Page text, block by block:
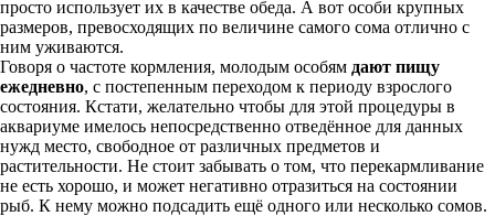
просто использует их в качестве обеда. А вот особи крупных
размеров, превосходящих по величине самого сома отлично с
ним уживаются.
Говоря о частоте кормления, молодым особям дают пищу
ежедневно, с постепенным переходом к периоду взрослого
состояния. Кстати, желательно чтобы для этой процедуры в
аквариуме имелось непосредственно отведённое для данных
нужд место, свободное от различных предметов и
растительности. Не стоит забывать о том, что перекармливание
не есть хорошо, и может негативно отразиться на состоянии
рыб. К нему можно подсадить ещё одного или несколько сомов.